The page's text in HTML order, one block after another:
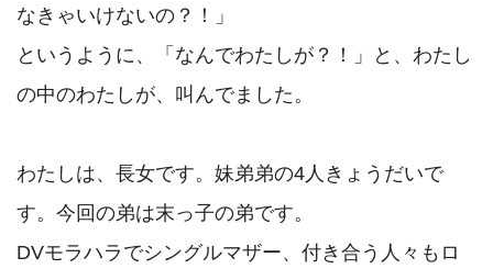
なきゃいけないの？！」
というように、「なんでわたしが？！」と、わたし
の中のわたしが、叫んでました。
わたしは、長女です。妹弟弟の4人きょうだいで
す。今回の弟は末っ子の弟です。
DVモラハラでシングルマザー、付き合う人々もロ